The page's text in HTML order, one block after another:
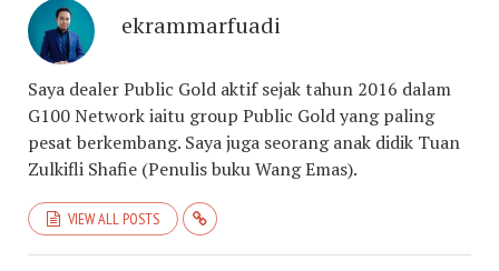
ekrammarfuadi
Saya dealer Public Gold aktif sejak tahun 2016 dalam
G100 Network iaitu group Public Gold yang paling
pesat berkembang. Saya juga seorang anak didik Tuan
Zulkifli Shafie (Penulis buku Wang Emas).
VIEW ALL POSTS